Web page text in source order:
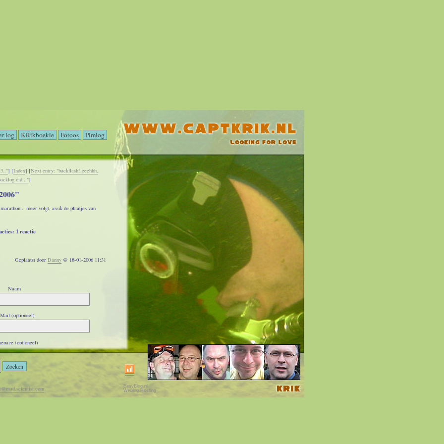
log KRikboekie Fotoos Pimlog
] [Index] [Next entry: "backflash! eeehhh,
oid..."]
meer volgt, assik de plaatjes van
1 reactie
Geplaatst door Danny @ 18-01-2006 11:31
Naam
(optioneel)
(optioneel)
Reactie
EasyBlog.nl
Weblog Hosting